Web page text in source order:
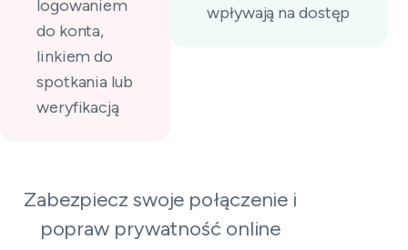
logowaniem
do konta,
linkiem do
spotkania lub
weryfikacją
wpływają na dostęp
Zabezpiecz swoje połączenie i
popraw prywatność online